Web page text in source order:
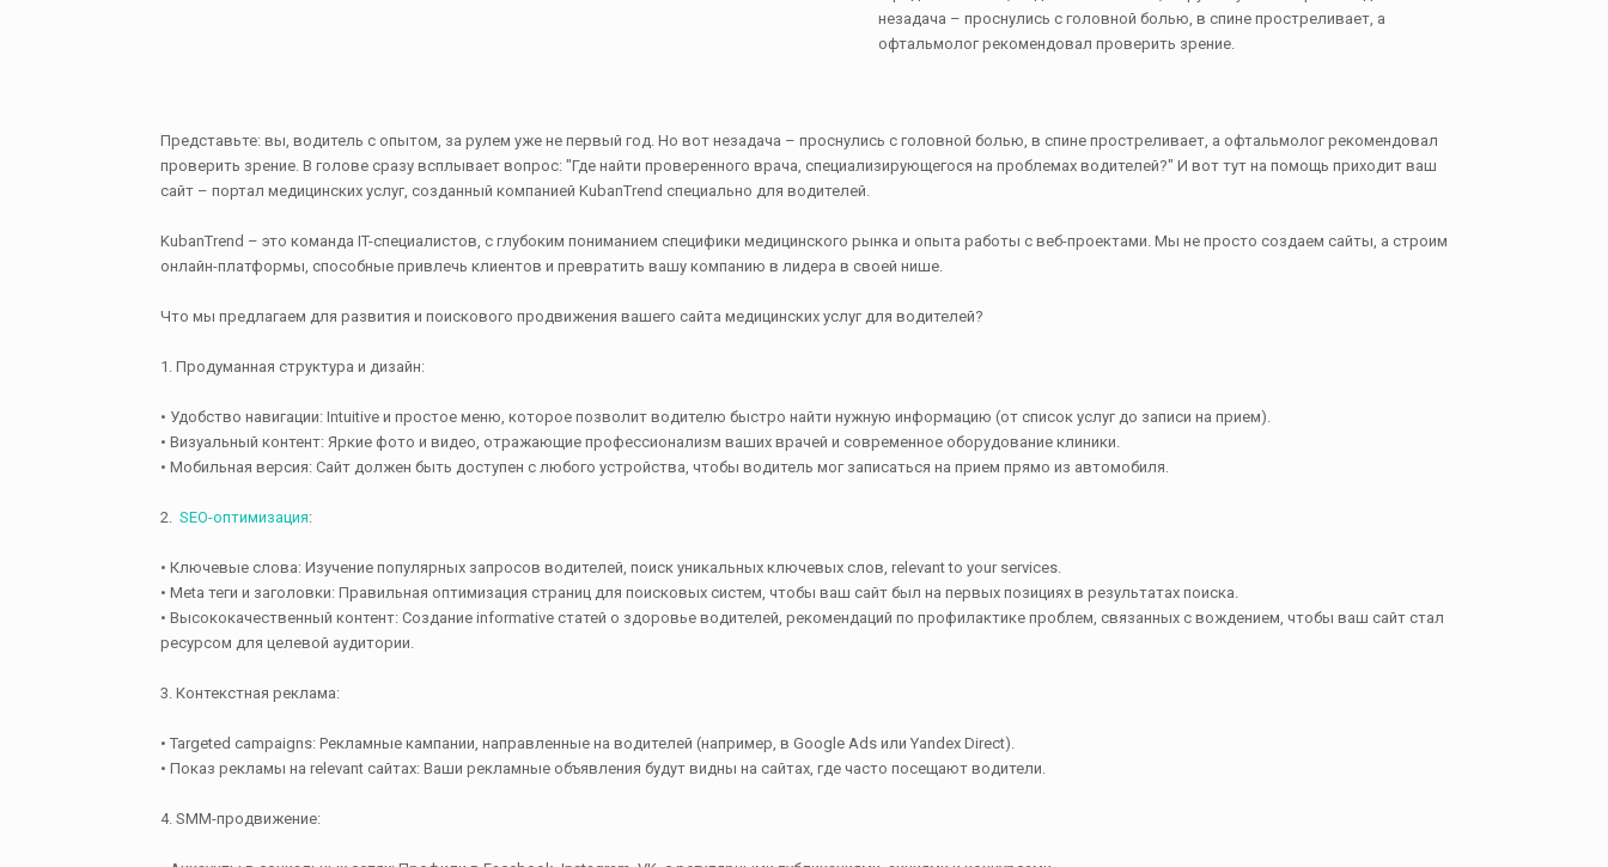
незадача – проснулись с головной болью, в спине простреливает, а
офтальмолог рекомендовал проверить зрение.
Представьте: вы, водитель с опытом, за рулем уже не первый год. Но вот незадача – проснулись с головной болью, в спине простреливает, а офтальмолог рекомендовал
проверить зрение. В голове сразу всплывает вопрос: "Где найти проверенного врача, специализирующегося на проблемах водителей?" И вот тут на помощь приходит ваш
сайт – портал медицинских услуг, созданный компанией KubanTrend специально для водителей.
KubanTrend – это команда IT-специалистов, с глубоким пониманием специфики медицинского рынка и опыта работы с веб-проектами. Мы не просто создаем сайты, а строим
онлайн-платформы, способные привлечь клиентов и превратить вашу компанию в лидера в своей нише.
Что мы предлагаем для развития и поискового продвижения вашего сайта медицинских услуг для водителей?
1. Продуманная структура и дизайн:
• Удобство навигации: Intuitive и простое меню, которое позволит водителю быстро найти нужную информацию (от список услуг до записи на прием).
• Визуальный контент: Яркие фото и видео, отражающие профессионализм ваших врачей и современное оборудование клиники.
• Мобильная версия: Сайт должен быть доступен с любого устройства, чтобы водитель мог записаться на прием прямо из автомобиля.
2. SEO-оптимизация:
• Ключевые слова: Изучение популярных запросов водителей, поиск уникальных ключевых слов, relevant to your services.
• Meta теги и заголовки: Правильная оптимизация страниц для поисковых систем, чтобы ваш сайт был на первых позициях в результатах поиска.
• Высококачественный контент: Создание informative статей о здоровье водителей, рекомендаций по профилактике проблем, связанных с вождением, чтобы ваш сайт стал
ресурсом для целевой аудитории.
3. Контекстная реклама:
• Targeted campaigns: Рекламные кампании, направленные на водителей (например, в Google Ads или Yandex Direct).
• Показ рекламы на relevant сайтах: Ваши рекламные объявления будут видны на сайтах, где часто посещают водители.
4. SMM-продвижение: